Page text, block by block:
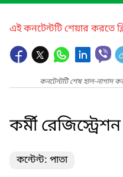
এই কনটেন্টটি শেয়ার করতে
কনটেন্টটি শেষ হাল-নাগাদ
কর্মী
কন্টেন্ট: পাতা